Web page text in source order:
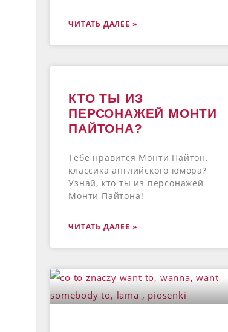
ЧИТАТЬ ДАЛЕЕ »
КТО ТЫ ИЗ
ПЕРСОНАЖЕЙ МОНТИ
ПАЙТОНА?
Тебе нравится Монти Пайтон,
классика английского юмора?
Узнай, кто ты из персонажей
Монти Пайтона!
ЧИТАТЬ ДАЛЕЕ »